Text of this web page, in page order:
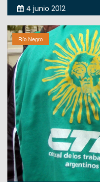
4 junio 2012
Río Negro